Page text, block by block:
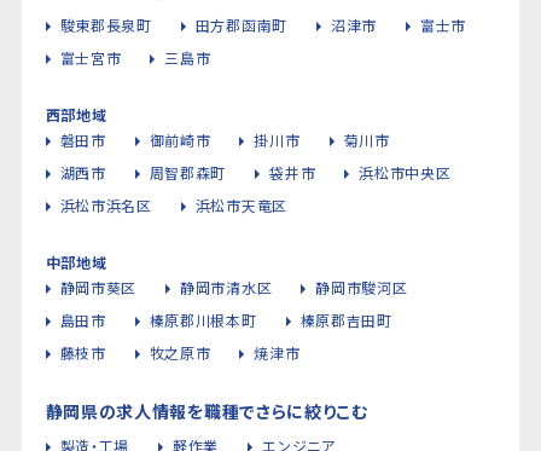
駿東郡長泉町
田方郡函南町 沼津市
富士市
富士宮市
三島市
西部地域
磐田市
御前崎市 掛川市
菊川市
湖西市
周智郡森町 袋井市
浜松市中央区
浜松市浜名区
浜松市天竜区
中部地域
静岡市葵区
静岡市清水区
静岡市駿河区
島田市
榛原郡川根本町
榛原郡吉田町
藤枝市
牧之原市 焼津市
静岡県の求人情報を職種でさらに絞りこむ
製造・工場 軽作業
エンジニア